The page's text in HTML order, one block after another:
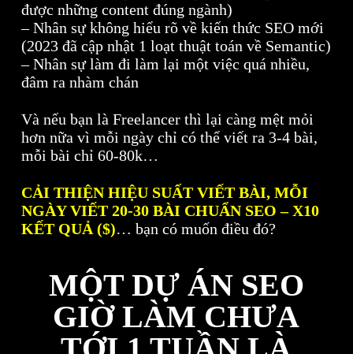
được những content đúng ngành)
– Nhân sự không hiểu rõ về kiến thức SEO mới
(2023 đã cập nhật 1 loạt thuật toán về Semantic)
– Nhân sự làm đi làm lại một việc quá nhiều,
đâm ra nhàm chán
Và nếu bạn là Freelancer thì lại càng mệt mỏi
hơn nữa vì mỗi ngày chỉ có thể viết ra 3-4 bài,
mỗi bài chỉ 60-80k…
CẢI THIỆN HIỆU SUẤT VIẾT BÀI, MỖI
NGÀY VIẾT 20-30 BÀI CHUẨN SEO – X10
KẾT QUẢ ($)… bạn có muốn điều đó?
MỘT DỰ ÁN SEO
GIỜ LÀM CHƯA